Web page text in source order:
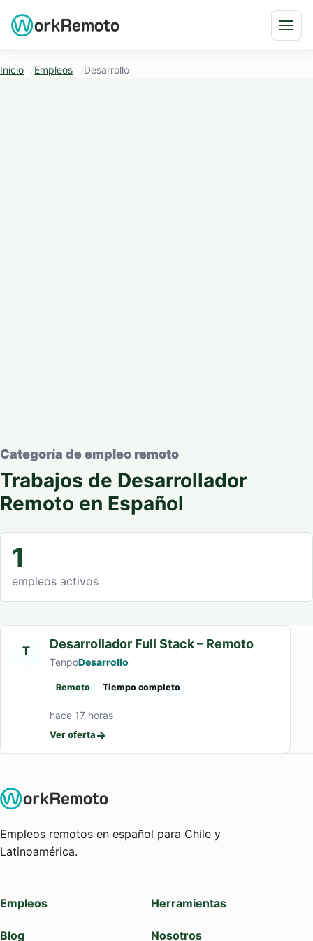
Inicio Empleos Desarrollo
Categoría de empleo remoto
Trabajos de Desarrollador
Remoto en Español
1
empleos activos
T Desarrollador Full Stack – Remoto
TenpoDesarrollo
Remoto Tiempo completo
hace 17 horas
Ver oferta→
Empleos remotos en español para Chile y
Latinoamérica.
Empleos Herramientas
Blog Nosotros